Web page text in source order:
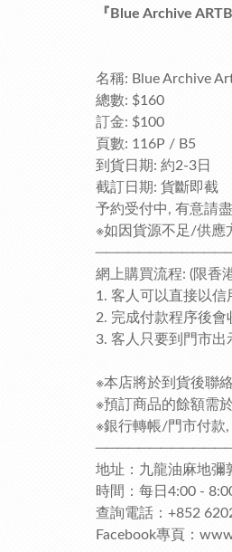
『Blue Archive
名稱: Blue Archive
總數: $160
訂金: $100
頁數: 116P / B5
到貨日期: 約2-3日
截訂日期: 貨斷即截
予約受付中, 有意請
※如因貨源不足/供應
網上購買流程: (限香
1. 客人可以直接以信
2. 完成付款程序後
3. 客人只要到門市
※本店將於到貨後聯
※預訂商品的餘額需
※銀行轉帳/門市付款,
地址：九龍油麻地彌
時間：每日4:00 -
查詢電話：+852
Facebook專頁：